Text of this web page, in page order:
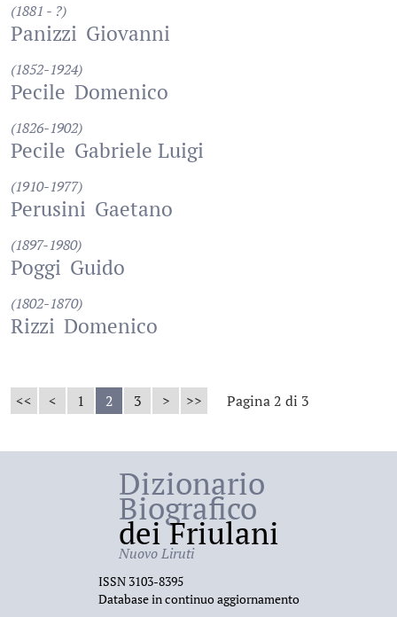
(1881 - ?)
Panizzi Giovanni
(1852-1924)
Pecile Domenico
(1826-1902)
Pecile Gabriele Luigi
(1910-1977)
Perusini Gaetano
(1897-1980)
Poggi Guido
(1802-1870)
Rizzi Domenico
<< < 1 2 3 > >> Pagina 2 di 3
Dizionario
Biografico
dei Friulani
Nuovo Liruti
ISSN 3103-8395
Database in continuo aggiornamento